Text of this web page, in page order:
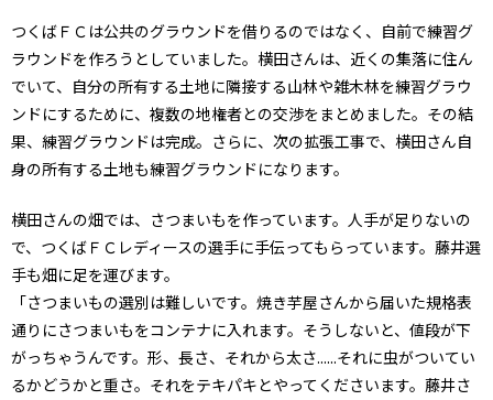
つくばＦＣは公共のグラウンドを借りるのではなく、自前で練習グ
ラウンドを作ろうとしていました。横田さんは、近くの集落に住ん
でいて、自分の所有する土地に隣接する山林や雑木林を練習グラウ
ンドにするために、複数の地権者との交渉をまとめました。その結
果、練習グラウンドは完成。さらに、次の拡張工事で、横田さん自
身の所有する土地も練習グラウンドになります。
横田さんの畑では、さつまいもを作っています。人手が足りないの
で、つくばＦＣレディースの選手に手伝ってもらっています。藤井選
手も畑に足を運びます。
「さつまいもの選別は難しいです。焼き芋屋さんから届いた規格表
通りにさつまいもをコンテナに入れます。そうしないと、値段が下
がっちゃうんです。形、長さ、それから太さ......それに虫がついてい
るかどうかと重さ。それをテキパキとやってくださいます。藤井さ